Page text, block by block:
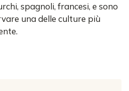
spagnoli, francesi, e sono
una delle culture più